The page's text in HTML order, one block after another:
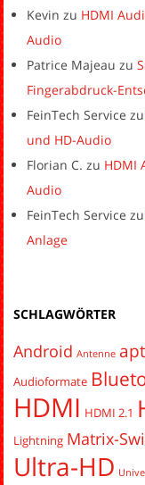
Kevin zu HDMI
Audio
Patrice Majeau zu
Fingerabdruck-
FeinTech Service zu
und HD-Audio
Florian C. zu HDMI
Audio
FeinTech Service zu
Anlage
SCHLAGWÖRTER
Android Antenne
Audioformate
HDMI HDMI 2.1
Lightning Matrix-
Ultra-HD